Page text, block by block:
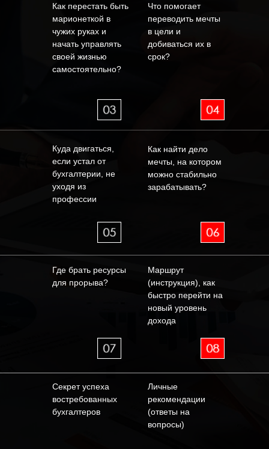
Как перестать быть
марионеткой в
чужих руках и
начать управлять
своей жизнью
самостоятельно?
Что помогает
переводить мечты
в цели и
добиваться их в
срок?
Как найти дело
мечты, на котором
можно стабильно
зарабатывать?
Куда двигаться,
если устал от
бухгалтерии, не
уходя из
профессии
Где брать ресурсы
для прорыва?
Маршрут
(инструкция), как
быстро перейти на
новый уровень
дохода
Секрет успеха
востребованных
бухгалтеров
Личные
рекомендации
(ответы на
вопросы)
Стоимость вебинара
Купить
Доступ к вебинару на 90 дней
6 900 ₽